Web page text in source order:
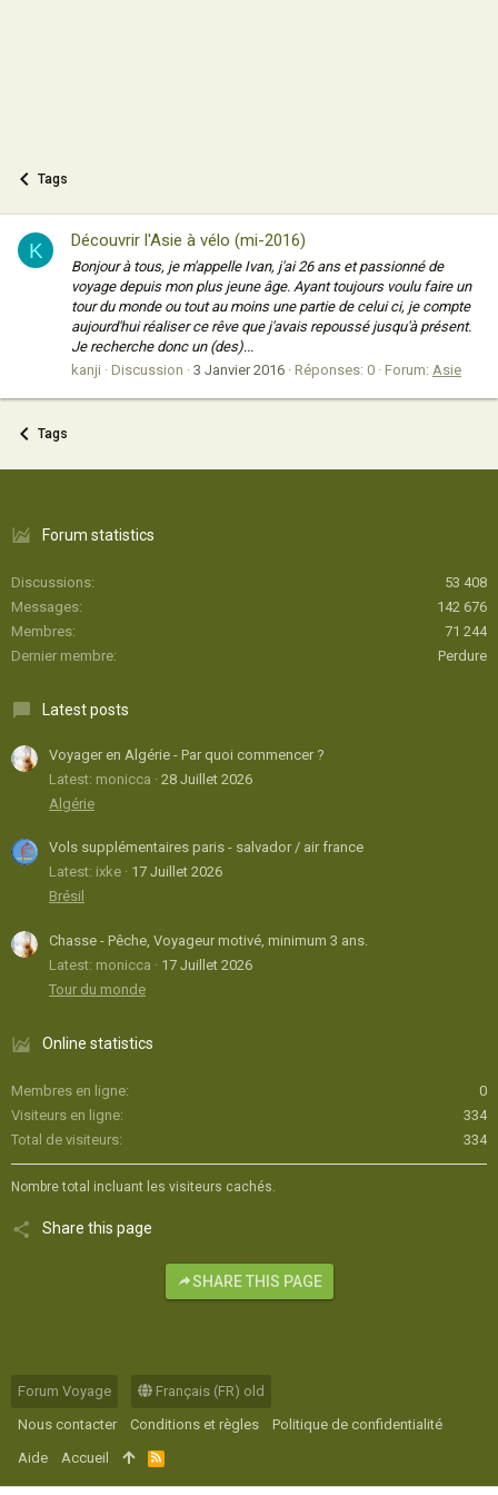
Tags
K Découvrir l'Asie à vélo (mi-2016)
Bonjour à tous, je m'appelle Ivan, j'ai 26 ans et passionné de
voyage depuis mon plus jeune âge. Ayant toujours voulu faire un
tour du monde ou tout au moins une partie de celui ci, je compte
aujourd'hui réaliser ce rêve que j'avais repoussé jusqu'à présent.
Je recherche donc un (des)...
kanji
Discussion 3 Janvier 2016 Réponses: 0 Forum: Asie
Tags
Forum statistics
Discussions
53 408
Messages
142 676
Membres
71 244
Dernier membre
Perdure
Latest posts
Voyager en Algérie - Par quoi commencer ?
Latest: monicca
28 Juillet 2026
Algérie
Vols supplémentaires paris - salvador / air france
Latest: ixke
17 Juillet 2026
Brésil
Chasse - Pêche, Voyageur motivé, minimum 3 ans.
Latest: monicca
17 Juillet 2026
Tour du monde
Online statistics
Membres en ligne
0
Visiteurs en ligne
334
Total de visiteurs
334
Nombre total incluant les visiteurs cachés.
Share this page
SHARE THIS PAGE
Forum Voyage
Français (FR) old
Nous contacter
Conditions et règles
Politique de confidentialité
Aide
Accueil
R
S
S